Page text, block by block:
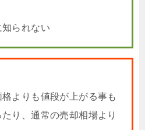
知られない
格よりも値段が上がる事も
り、通常の売却相場より